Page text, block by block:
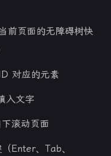
前页面的无障碍树快
对应的元素
入文字
滚动页面
Enter、Tab、